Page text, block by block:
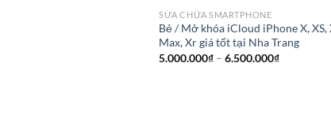
SỬA CHỮA SMARTPHONE
Bẻ / Mở khóa iCloud iPhone X, XS,
Max, Xr giá tốt tại Nha Trang
5.000.000₫ – 6.500.000₫Khoảng